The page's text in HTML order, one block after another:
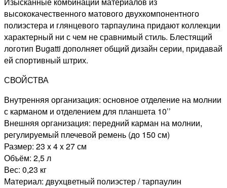
высококачественного матового двухкомпонентного
полиэстера и глянцевого тарпаулина придают коллекции
характерный ни с чем не сравнимый стиль. Блестящий
логотип Bugatti дополняет общий дизайн серии, придавай
ей спортивный штрих.
СВОЙСТВА
Внутренняя организация: основное отделение на молнии
с карманом и отделением для планшета 10’’
Внешняя организация: передний карман на молнии,
регулируемый плечевой ремень (до 150 см)
Размер: 23 x 4 x 27 см
Объём: 2,5 л
Вес: 0,23 кг
Материал: двухцветный полиэстер / тарпаулин